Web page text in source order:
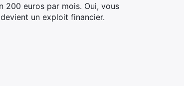
200 euros par mois. Oui, vous
un exploit financier.